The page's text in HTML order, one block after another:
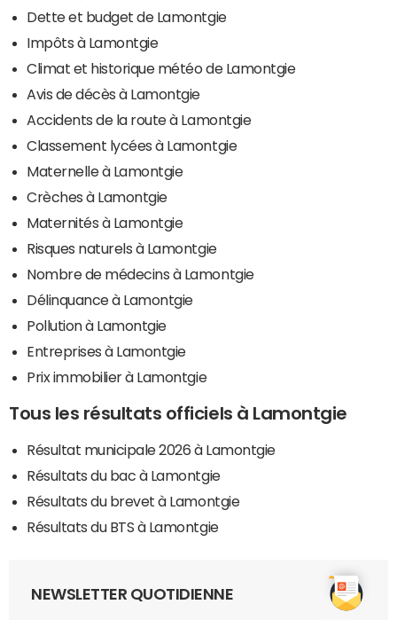
Dette et budget de Lamontgie
Impôts à Lamontgie
Climat et historique météo de Lamontgie
Avis de décès à Lamontgie
Accidents de la route à Lamontgie
Classement lycées à Lamontgie
Maternelle à Lamontgie
Crèches à Lamontgie
Maternités à Lamontgie
Risques naturels à Lamontgie
Nombre de médecins à Lamontgie
Délinquance à Lamontgie
Pollution à Lamontgie
Entreprises à Lamontgie
Prix immobilier à Lamontgie
Tous les résultats officiels à Lamontgie
Résultat municipale 2026 à Lamontgie
Résultats du bac à Lamontgie
Résultats du brevet à Lamontgie
Résultats du BTS à Lamontgie
NEWSLETTER QUOTIDIENNE